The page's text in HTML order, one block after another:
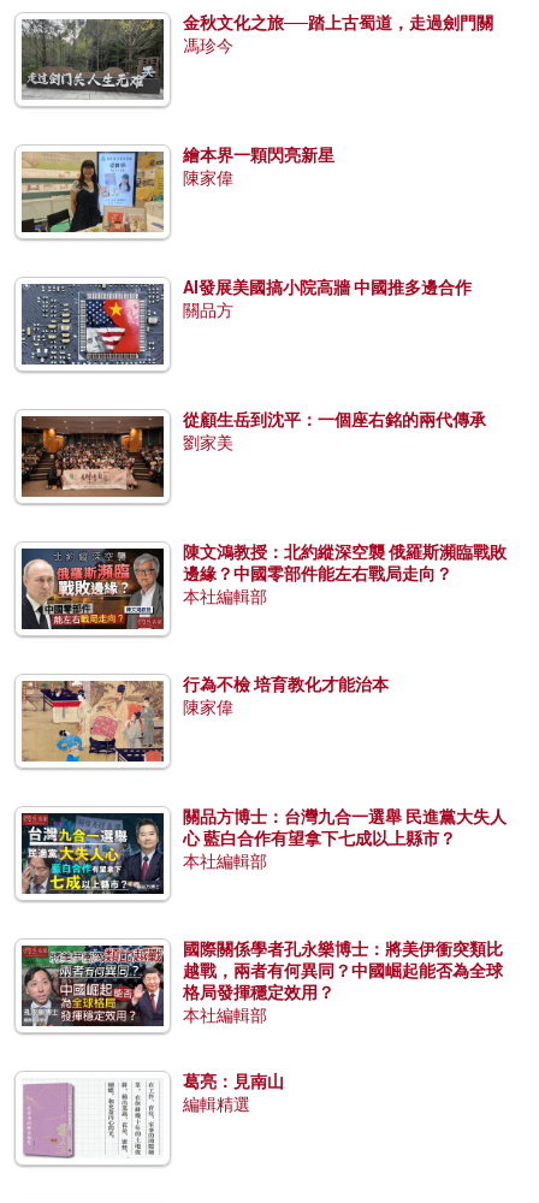
金秋文化之旅──踏上古蜀道，走過劍門關
馮珍今
繪本界一顆閃亮新星
陳家偉
AI發展美國搞小院高牆 中國推多邊合作
關品方
從顧生岳到沈平：一個座右銘的兩代傳承
劉家美
陳文鴻教授：北約縱深空襲 俄羅斯瀕臨戰敗
邊緣？中國零部件能左右戰局走向？
本社編輯部
行為不檢 培育教化才能治本
陳家偉
關品方博士：台灣九合一選舉 民進黨大失人
心 藍白合作有望拿下七成以上縣市？
本社編輯部
國際關係學者孔永樂博士：將美伊衝突類比
越戰，兩者有何異同？中國崛起能否為全球
格局發揮穩定效用？
本社編輯部
葛亮：見南山
編輯精選